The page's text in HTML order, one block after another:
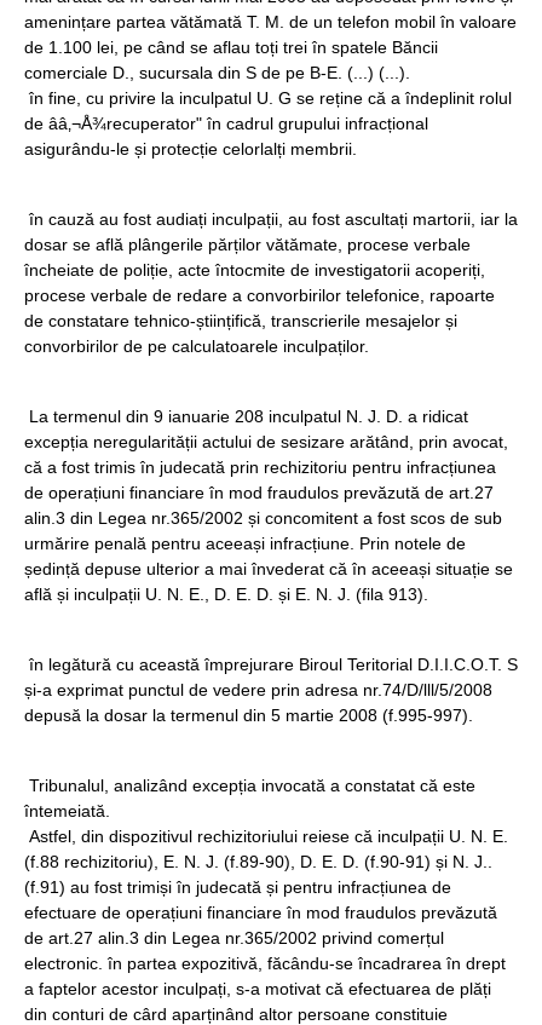
amenințare partea vătămată T. M. de un telefon mobil în valoare
de 1.100 lei, pe când se aflau toți trei în spatele Băncii
comerciale D., sucursala din S de pe B-E. (...) (...).
în fine, cu privire la inculpatul U. G se reține că a îndeplinit rolul
de ââ‚¬Å¾recuperator" în cadrul grupului infracțional
asigurându-le și protecție celorlalți membrii.
în cauză au fost audiați inculpații, au fost ascultați martorii, iar la
dosar se află plângerile părților vătămate, procese verbale
încheiate de poliție, acte întocmite de investigatorii acoperiți,
procese verbale de redare a convorbirilor telefonice, rapoarte
de constatare tehnico-științifică, transcrierile mesajelor și
convorbirilor de pe calculatoarele inculpaților.
La termenul din 9 ianuarie 208 inculpatul N. J. D. a ridicat
excepția neregularității actului de sesizare arătând, prin avocat,
că a fost trimis în judecată prin rechizitoriu pentru infracțiunea
de operațiuni financiare în mod fraudulos prevăzută de art.27
alin.3 din Legea nr.365/2002 și concomitent a fost scos de sub
urmărire penală pentru aceeași infracțiune. Prin notele de
ședință depuse ulterior a mai învederat că în aceeași situație se
află și inculpații U. N. E., D. E. D. și E. N. J. (fila 913).
în legătură cu această împrejurare Biroul Teritorial D.I.I.C.O.T. S
și-a exprimat punctul de vedere prin adresa nr.74/D/lll/5/2008
depusă la dosar la termenul din 5 martie 2008 (f.995-997).
Tribunalul, analizând excepția invocată a constatat că este
întemeiată.
Astfel, din dispozitivul rechizitoriului reiese că inculpații U. N. E.
(f.88 rechizitoriu), E. N. J. (f.89-90), D. E. D. (f.90-91) și N. J..
(f.91) au fost trimiși în judecată și pentru infracțiunea de
efectuare de operațiuni financiare în mod fraudulos prevăzută
de art.27 alin.3 din Legea nr.365/2002 privind comerțul
electronic. în partea expozitivă, făcându-se încadrarea în drept
a faptelor acestor inculpați, s-a motivat că efectuarea de plăți
din conturi de cârd aparținând altor persoane constituie